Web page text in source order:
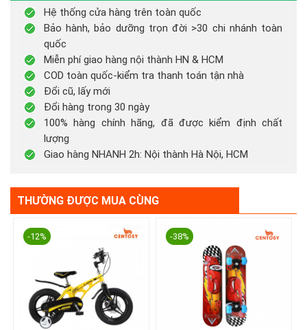
Hệ thống cửa hàng trên toàn quốc
Bảo hành, bảo dưỡng trọn đời >30 chi nhánh toàn
quốc
Miễn phí giao hàng nội thành HN & HCM
COD toàn quốc-kiểm tra thanh toán tận nhà
Đổi cũ, lấy mới
Đổi hàng trong 30 ngày
100% hàng chính hãng, đã được kiểm định chất
lượng
Giao hàng NHANH 2h: Nội thành Hà Nội, HCM
THƯỜNG ĐƯỢC MUA CÙNG
-12% -38%